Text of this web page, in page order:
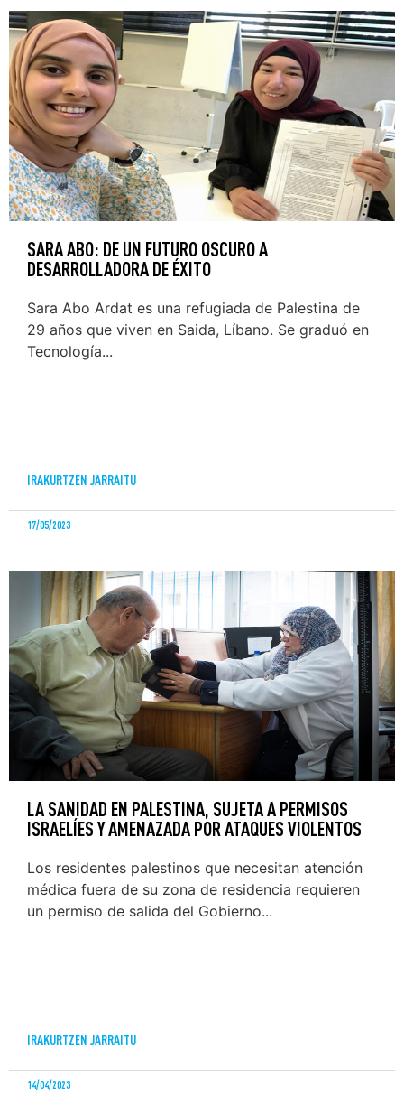
SARA ABO: DE UN FUTURO OSCURO A
DESARROLLADORA DE ÉXITO
Sara Abo Ardat es una refugiada de Palestina de
29 años que viven en Saida, Líbano. Se graduó en
Tecnología...
IRAKURTZEN JARRAITU
17/05/2023
LA SANIDAD EN PALESTINA, SUJETA A PERMISOS
ISRAELÍES Y AMENAZADA POR ATAQUES VIOLENTOS
Los residentes palestinos que necesitan atención
médica fuera de su zona de residencia requieren
un permiso de salida del Gobierno...
IRAKURTZEN JARRAITU
14/04/2023